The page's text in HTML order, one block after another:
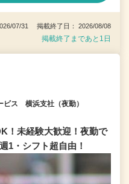
07/31 掲載終了日： 2026/08/08
掲載終了まであと1日
ビス 横浜支社（夜勤）
！未経験大歓迎！夜勤で
1・シフト超自由！